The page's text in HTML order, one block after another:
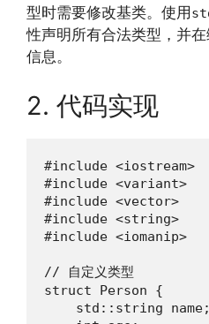
型时需要修改基类。使用
性声明所有合法类型，并
信息。
2. 代码实现
#include <iostream>
#include <variant>
#include <vector>
#include <string>
#include <iomanip>
// 自定义类型
struct Person {
    std::string name;